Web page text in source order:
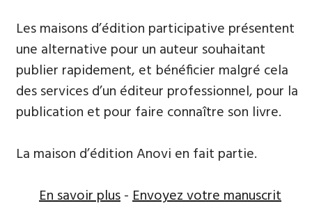
Les maisons d’édition participative présentent
une alternative pour un auteur souhaitant
publier rapidement, et bénéficier malgré cela
des services d’un éditeur professionnel, pour la
publication et pour faire connaître son livre.
La maison d’édition Anovi en fait partie.
En savoir plus-Envoyez votre manuscrit